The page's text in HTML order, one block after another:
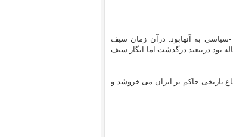
به آنهابود. درآن زمان سیف
بود درتبعید درگذشت.اما انگار سیف
تاریخی حاکم بر ایران می خروشد و